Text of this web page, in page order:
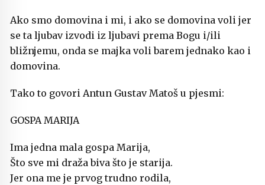
Ako smo domovina i mi, i ako se domovina voli jer
se ta ljubav izvodi iz ljubavi prema Bogu i/ili
bližnjemu, onda se majka voli barem jednako kao i
domovina.
Tako to govori Antun Gustav Matoš u pjesmi:
GOSPA MARIJA
Ima jedna mala gospa Marija,
Što sve mi draža biva što je starija.
Jer ona me je prvog trudno rodila,